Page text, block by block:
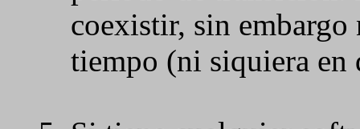
coexistir, sin embargo
tiempo (ni siquiera en